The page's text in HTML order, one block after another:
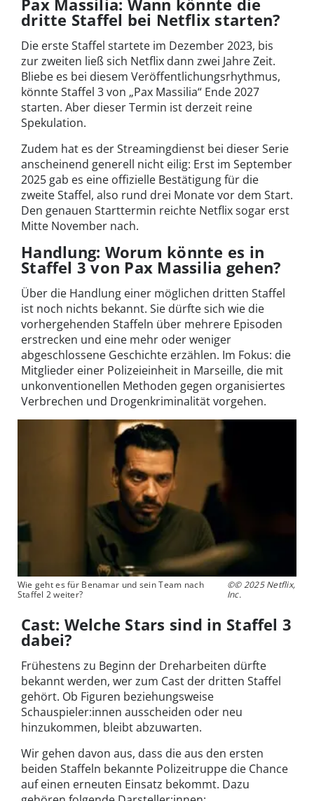
Pax Massilia: Wann könnte die
dritte Staffel bei Netflix starten?
Die erste Staffel startete im Dezember 2023, bis
zur zweiten ließ sich Netflix dann zwei Jahre Zeit.
Bliebe es bei diesem Veröffentlichungsrhythmus,
könnte Staffel 3 von „Pax Massilia“ Ende 2027
starten. Aber dieser Termin ist derzeit reine
Spekulation.
Zudem hat es der Streamingdienst bei dieser Serie
anscheinend generell nicht eilig: Erst im September
2025 gab es eine offizielle Bestätigung für die
zweite Staffel, also rund drei Monate vor dem Start.
Den genauen Starttermin reichte Netflix sogar erst
Mitte November nach.
Handlung: Worum könnte es in
Staffel 3 von Pax Massilia gehen?
Über die Handlung einer möglichen dritten Staffel
ist noch nichts bekannt. Sie dürfte sich wie die
vorhergehenden Staffeln über mehrere Episoden
erstrecken und eine mehr oder weniger
abgeschlossene Geschichte erzählen. Im Fokus: die
Mitglieder einer Polizeieinheit in Marseille, die mit
unkonventionellen Methoden gegen organisiertes
Verbrechen und Drogenkriminalität vorgehen.
Wie geht es für Benamar und sein Team nach
Staffel 2 weiter?
©© 2025 Netflix,
Inc.
Cast: Welche Stars sind in Staffel 3
dabei?
Frühestens zu Beginn der Dreharbeiten dürfte
bekannt werden, wer zum Cast der dritten Staffel
gehört. Ob Figuren beziehungsweise
Schauspieler:innen ausscheiden oder neu
hinzukommen, bleibt abzuwarten.
Wir gehen davon aus, dass die aus den ersten
beiden Staffeln bekannte Polizeitruppe die Chance
auf einen erneuten Einsatz bekommt. Dazu